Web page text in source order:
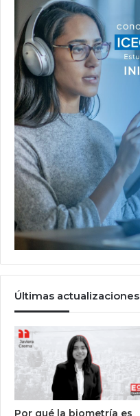
Últimas actualizaciones
Por qué la biometría es